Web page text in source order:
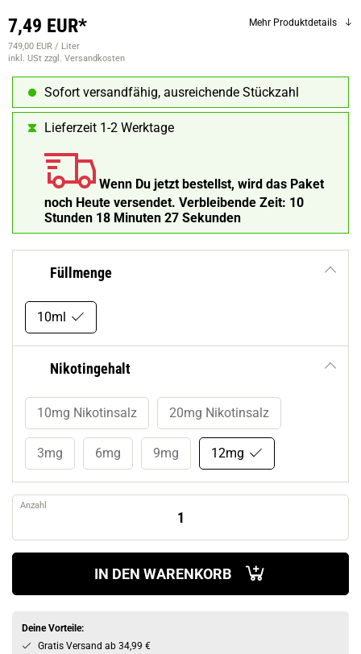
7,49 EUR*
749,00 EUR / Liter
inkl. USt zzgl. Versandkosten
Mehr Produktdetails
Sofort versandfähig, ausreichende Stückzahl
Lieferzeit 1-2 Werktage
Wenn Du jetzt bestellst, wird das Paket
noch Heute versendet. Verbleibende Zeit: 10
Stunden 18 Minuten 26 Sekunden
Füllmenge
10ml
Nikotingehalt
10mg Nikotinsalz 20mg Nikotinsalz
3mg 6mg 9mg 12mg
Anzahl
IN DEN WARENKORB
Deine Vorteile:
Gratis Versand ab 34,99 €